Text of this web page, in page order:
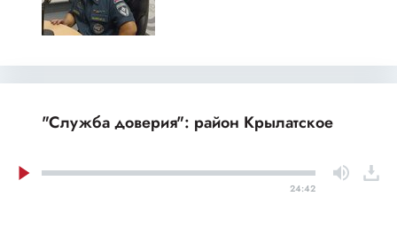
"Служба доверия": район Крылатское
24:42